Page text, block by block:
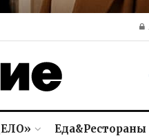
Еда&Рестораны